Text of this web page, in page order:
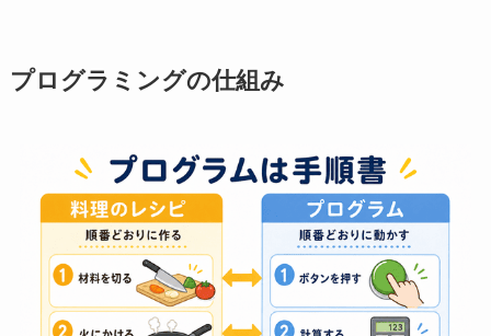
プログラミングの仕組み